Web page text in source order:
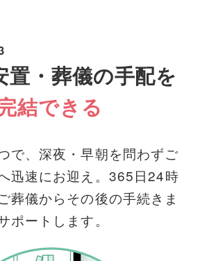
置・葬儀の手配を
結できる
で、深夜・早朝を問わずご
迅速にお迎え。365日24時
葬儀からその後の手続きま
ポートします。